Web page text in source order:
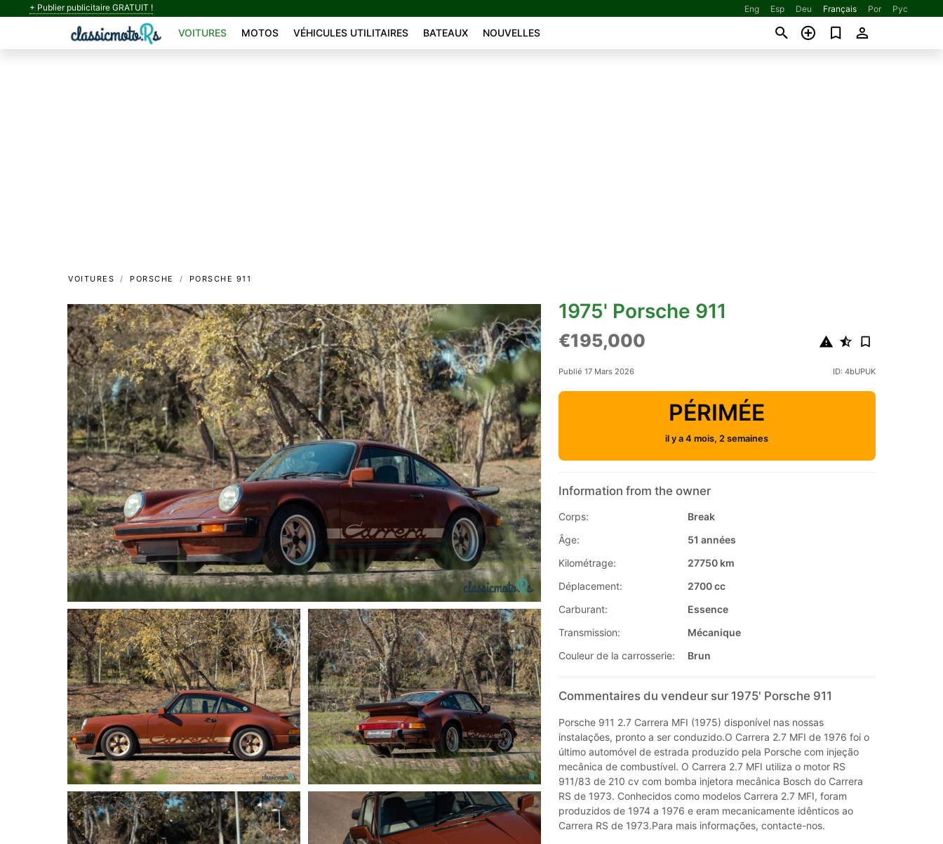
+ Publier publicitaire GRATUIT ! Eng Esp Deu Français Por Рус
VOITURES MOTOS VÉHICULES UTILITAIRES BATEAUX NOUVELLES
VOITURES PORSCHE PORSCHE 911
1975' Porsche 911
€195,000
Publié 17 Mars 2026 ID: 4bUPUK
PÉRIMÉE
il y a 4 mois, 2 semaines
Information from the owner
Corps:
Break
Âge:
51 années
Kilométrage:
27750 km
Déplacement:
2700 cc
Carburant:
Essence
Transmission:
Mécanique
Couleur de la carrosserie:
Brun
Commentaires du vendeur sur 1975' Porsche 911
Porsche 911 2.7 Carrera MFI (1975) disponível nas nossas
instalações, pronto a ser conduzido.O Carrera 2.7 MFI de 1976 foi o
último automóvel de estrada produzido pela Porsche com injeção
mecânica de combustível. O Carrera 2.7 MFI utiliza o motor RS
911/83 de 210 cv com bomba injetora mecânica Bosch do Carrera
RS de 1973. Conhecidos como modelos Carrera 2.7 MFI, foram
produzidos de 1974 a 1976 e eram mecanicamente idênticos ao
Carrera RS de 1973.Para mais informações, contacte-nos.